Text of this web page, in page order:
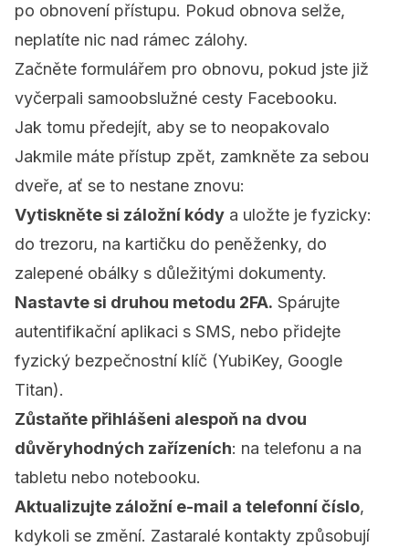
po obnovení přístupu. Pokud obnova selže,
neplatíte nic nad rámec zálohy.
Začněte formulářem pro obnovu, pokud jste již
vyčerpali samoobslužné cesty Facebooku.
Jak tomu předejít, aby se to neopakovalo
Jakmile máte přístup zpět, zamkněte za sebou
dveře, ať se to nestane znovu:
Vytiskněte si záložní kódy a uložte je fyzicky:
do trezoru, na kartičku do peněženky, do
zalepené obálky s důležitými dokumenty.
Nastavte si druhou metodu 2FA. Spárujte
autentifikační aplikaci s SMS, nebo přidejte
fyzický bezpečnostní klíč (YubiKey, Google
Titan).
Zůstaňte přihlášeni alespoň na dvou
důvěryhodných zařízeních: na telefonu a na
tabletu nebo notebooku.
Aktualizujte záložní e-mail a telefonní číslo,
kdykoli se změní. Zastaralé kontakty způsobují